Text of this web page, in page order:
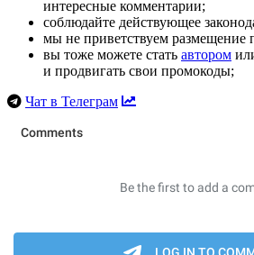
интересные комментарии;
соблюдайте действующее
мы не приветствуем размещение
вы тоже можете стать автором
и продвигать свои промокоды;
Чат в Телеграм